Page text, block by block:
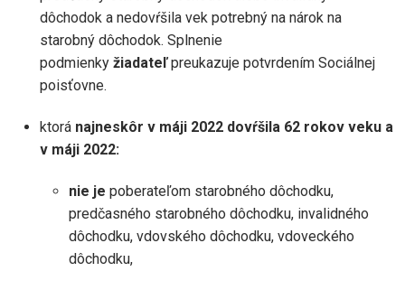
dôchodok a nedovŕšila vek potrebný na nárok na
starobný dôchodok. Splnenie
podmienky žiadateľpreukazuje potvrdením Sociálnej
poisťovne.
ktorá najneskôr v máji 2022 dovŕšila 62 rokov veku a
v máji 2022:
nie je poberateľom starobného dôchodku,
predčasného starobného dôchodku, invalidného
dôchodku, vdovského dôchodku, vdoveckého
dôchodku,